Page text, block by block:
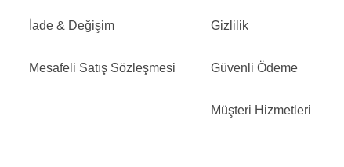
İade & Değişim
Mesafeli Satış Sözleşmesi
Gizlilik
Güvenli Ödeme
Müşteri Hizmetleri